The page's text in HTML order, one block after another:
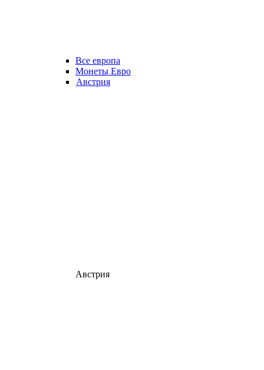
Все европа
Монеты Евро
Австрия
Австрия